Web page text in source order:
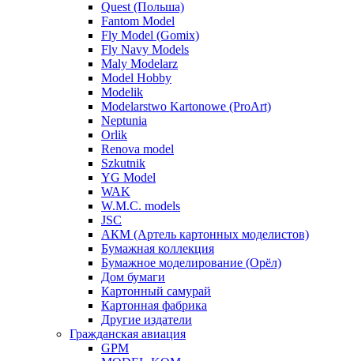
Quest (Польша)
Fantom Model
Fly Model (Gomix)
Fly Navy Models
Maly Modelarz
Model Hobby
Modelik
Modelarstwo Kartonowe (ProArt)
Neptunia
Orlik
Renova model
Szkutnik
YG Model
WAK
W.M.C. models
JSC
АКМ (Артель картонных моделистов)
Бумажная коллекция
Бумажное моделирование (Орёл)
Дом бумаги
Картонный самурай
Картонная фабрика
Другие издатели
Гражданская авиация
GPM